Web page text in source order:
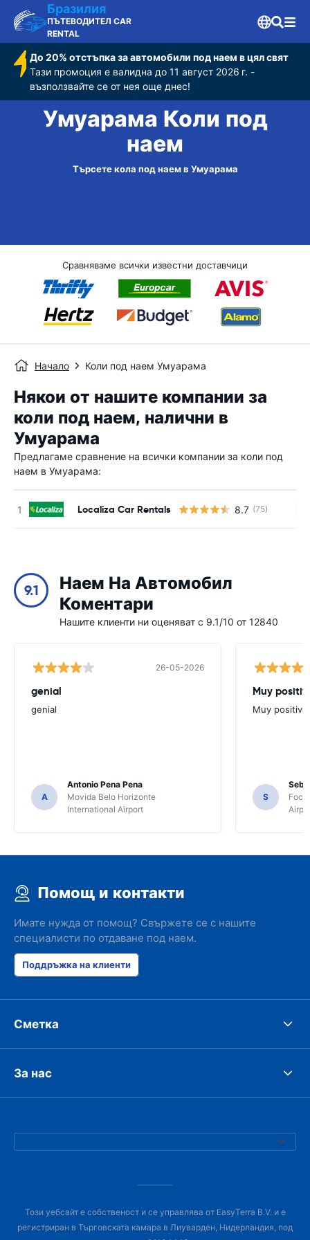
Бразилия
ПЪТЕВОДИТЕЛ CAR
RENTAL
До 20% отстъпка за автомобили под наем в цял свят
Тази промоция е валидна до 11 август 2026 г. -
възползвайте се от нея още днес!
Умуарама Коли под
наем
Търсете кола под наем в Умуарама
Сравняваме всички известни доставчици
Начало Коли под наем Умуарама
Някои от нашите компании за
коли под наем, налични в
Умуарама
Предлагаме сравнение на всички компании за коли под
наем в Умуарама:
Localiza Car Rentals 8.7 (75)
9.1
Наем На Автомобил
Коментари
Нашите клиенти ни оценяват с 9.1/10 от 12840
26-05-2026
genial
genial
A
Antonio Pena Pena
Movida Belo Horizonte
International Airport
Muy
Muy positiva
S
Foco
Помощ и контакти
Имате нужда от помощ? Свържете се с нашите
специалисти по отдаване под наем.
Поддръжка на клиенти
Сметка
За нас
Този уебсайт е собственост и се управлява от EasyTerra B.V. и е
регистриран в Търговската камара в Лиуварден, Нидерландия, под